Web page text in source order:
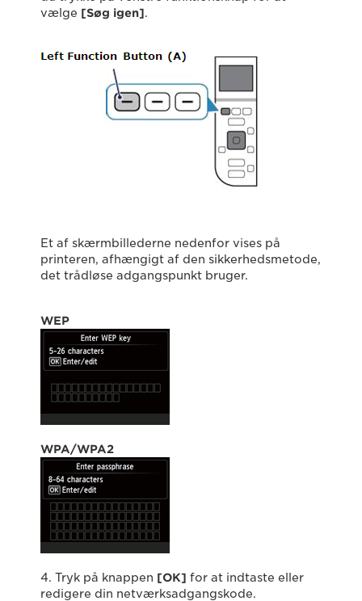
vælge [Søg igen].
Et af skærmbillederne nedenfor vises på
printeren, afhængigt af den sikkerhedsmetode,
det trådløse adgangspunkt bruger.
WEP
WPA/WPA2
4. Tryk på knappen [OK] for at indtaste eller
redigere din netværksadgangskode.